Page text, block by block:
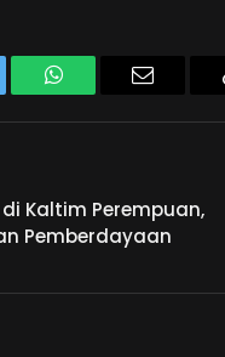
WhatsApp
Kaltim Perempuan,
Pemberdayaan